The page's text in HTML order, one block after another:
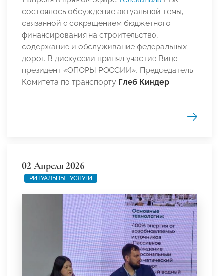
состоялось обсуждение актуальной темы,
связанной с сокращением бюджетного
финансирования на строительство,
содержание и обслуживание федеральных
дорог. В дискуссии принял участие Вице-
президент «ОПОРЫ РОССИИ», Председатель
Комитета по транспорту Глеб Киндер.
02 Апреля 2026
РИТУАЛЬНЫЕ УСЛУГИ